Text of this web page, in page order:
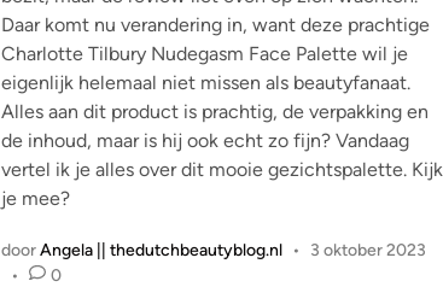
n
Daar komt nu verandering in, want deze prachtige
Charlotte Tilbury Nudegasm Face Palette wil je
eigenlijk helemaal niet missen als beautyfanaat.
Alles aan dit product is prachtig, de verpakking en
de inhoud, maar is hij ook echt zo fijn? Vandaag
vertel ik je alles over dit mooie gezichtspalette. Kijk
je mee?
doorAngela || thedutchbeautyblog.nl •
3 oktober 2023
•
0